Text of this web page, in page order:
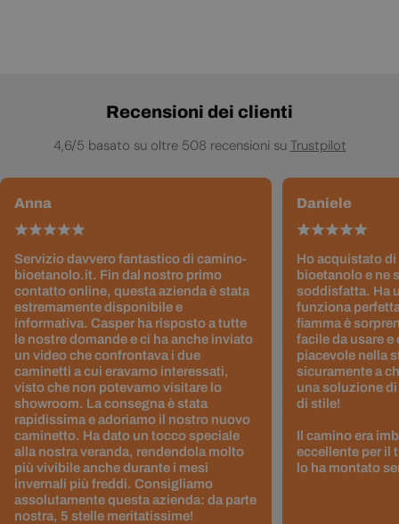
Recensioni dei clienti
4,6/5 basato su oltre 508 recensioni su Trustpilot
Anna
Servizio davvero fantastico di camino-
bioetanolo.it. Fin dal nostro primo
contatto online, questa azienda è stata
estremamente disponibile e
informativa. Casper ha risposto a tutte
le nostre domande e ci ha anche inviato
un video che confrontava i due
caminetti a cui eravamo interessati,
visto che non potevamo visitare lo
showroom. La consegna è stata
rapidissima e adoriamo il nostro nuovo
caminetto. Ha dato un tocco speciale
alla nostra veranda, rendendola molto
più vivibile anche durante i mesi
invernali più freddi. Consigliamo
assolutamente questa azienda: da parte
nostra, 5 stelle meritatissime!
Daniele
Ho acquistato di
bioetanolo e ne
soddisfatta. Ha
funziona
fiamma è
facile da usare e
piacevole nella
sicuramente a
una soluzione
di stile!
Il camino era
eccellente per il
lo ha montato